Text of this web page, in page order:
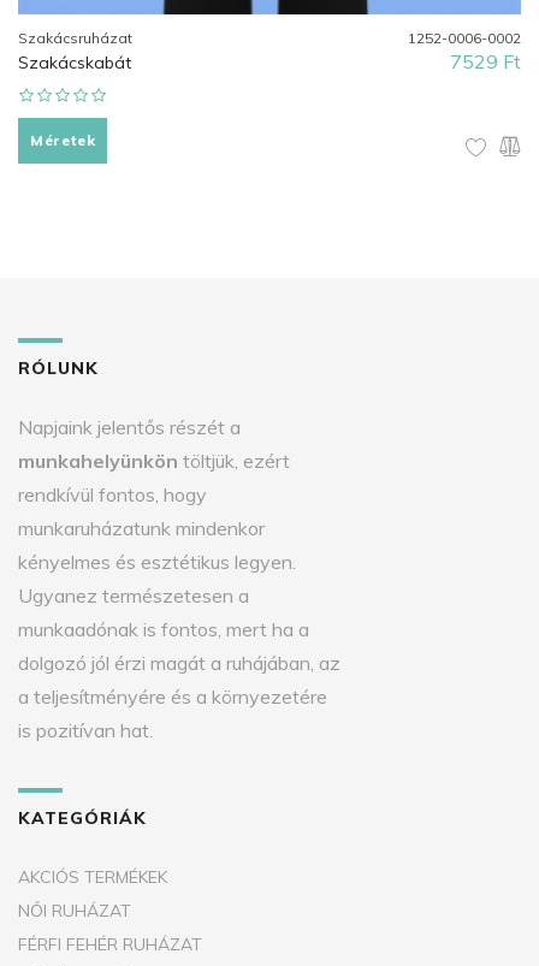
Szakácsruházat 1252-0006-0002
Szakácskabát 7529 Ft
Méretek
RÓLUNK
Napjaink jelentős részét a
munkahelyünkön töltjük, ezért
rendkívül fontos, hogy
munkaruházatunk mindenkor
kényelmes és esztétikus legyen.
Ugyanez természetesen a
munkaadónak is fontos, mert ha a
dolgozó jól érzi magát a ruhájában, az
a teljesítményére és a környezetére
is pozitívan hat.
KATEGÓRIÁK
AKCIÓS TERMÉKEK
NŐI RUHÁZAT
FÉRFI FEHÉR RUHÁZAT